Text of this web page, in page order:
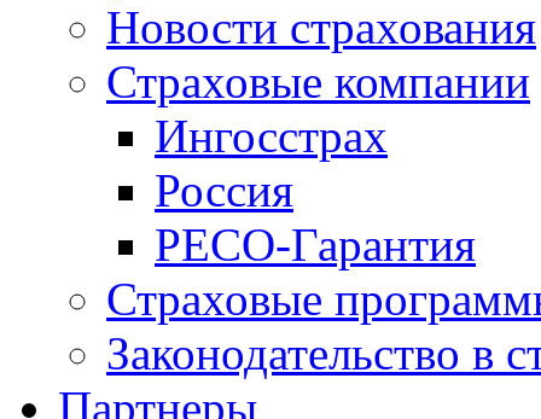
Новости страхования
Страховые компании
Ингосстрах
Россия
РЕСО-Гарантия
Страховые
Законодательство в
Партнеры